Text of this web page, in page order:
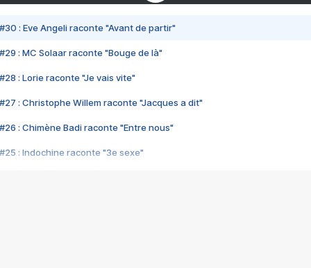
#30 : Eve Angeli raconte "Avant de partir"
#29 : MC Solaar raconte "Bouge de là"
#28 : Lorie raconte "Je vais vite"
#27 : Christophe Willem raconte "Jacques a dit"
#26 : Chimène Badi raconte "Entre nous"
#25 : Indochine raconte "3e sexe"